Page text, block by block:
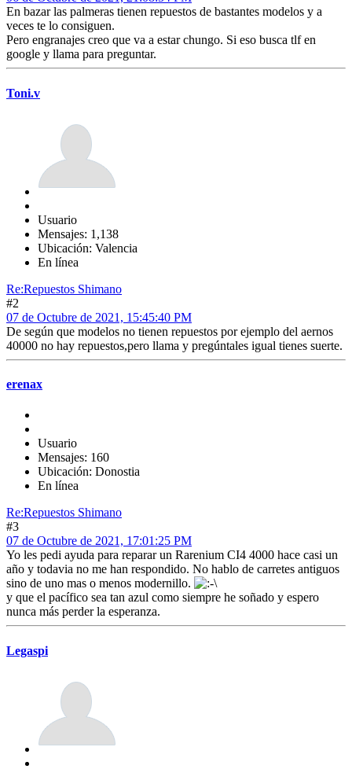
En bazar las palmeras tienen repuestos de bastantes modelos y a
veces te lo consiguen.
Pero engranajes creo que va a estar chungo. Si eso busca tlf en
google y llama para preguntar.
Toni.v
Usuario
Mensajes: 1,138
Ubicación: Valencia
En línea
Re:Repuestos Shimano
#2
07 de Octubre de 2021, 15:45:40 PM
De según que modelos no tienen repuestos por ejemplo del aernos
40000 no hay repuestos,pero llama y pregúntales igual tienes suerte.
erenax
Usuario
Mensajes: 160
Ubicación: Donostia
En línea
Re:Repuestos Shimano
#3
07 de Octubre de 2021, 17:01:25 PM
Yo les pedi ayuda para reparar un Rarenium CI4 4000 hace casi un
año y todavia no me han respondido. No hablo de carretes antiguos
sino de uno mas o menos modernillo.
y que el pacífico sea tan azul como siempre he soñado y espero
nunca más perder la esperanza.
Legaspi